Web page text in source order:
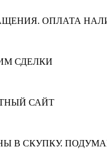
ОПЛАТА
СДЕЛКИ
САЙТ
В СКУПКУ.